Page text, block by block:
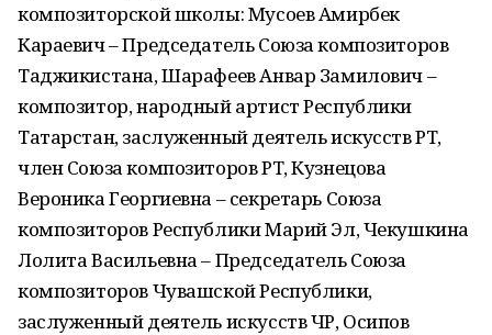
композиторской школы: Мусоев Амирбек
Караевич – Председатель Союза композиторов
Таджикистана, Шарафеев Анвар Замилович –
композитор, народный артист Республики
Татарстан, заслуженный деятель искусств РТ,
член Союза композиторов РТ, Кузнецова
Вероника Георгиевна – секретарь Союза
композиторов Республики Марий Эл, Чекушкина
Лолита Васильевна – Председатель Союза
композиторов Чувашской Республики,
заслуженный деятель искусств ЧР, Осипов